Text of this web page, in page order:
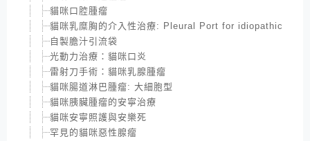
貓咪口腔腫瘤
貓咪乳糜胸的介入性治療: Pleural Port for idiopathic
自製膽汁引流袋
光動力治療：貓咪口炎
雷射刀手術：貓咪乳腺腫瘤
貓咪腸道淋巴腫瘤: 大細胞型
貓咪胰臟腫瘤的安寧治療
貓咪安寧照護與安樂死
罕見的貓咪惡性腺瘤